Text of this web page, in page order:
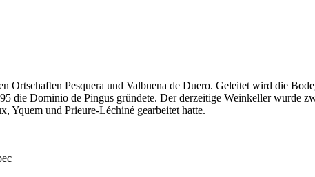
Pesquera und Valbuena de Duero. Geleitet wird die
die Dominio de Pingus gründete. Der derzeitige Weinkeller wurde
Yquem und Prieure-Léchiné gearbeitet hatte.